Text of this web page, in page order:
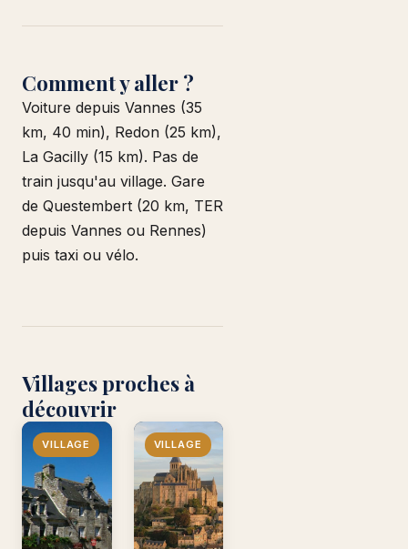
Comment y aller ?
Voiture depuis Vannes (35
km, 40 min), Redon (25 km),
La Gacilly (15 km). Pas de
train jusqu'au village. Gare
de Questembert (20 km, TER
depuis Vannes ou Rennes)
puis taxi ou vélo.
Villages proches à
découvrir
VILLAGE VILLAGE